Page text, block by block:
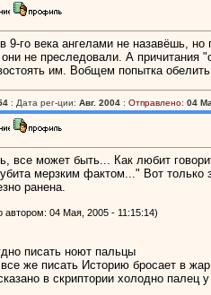
9-го века ангелами не назавёшь,
не преследовали. А причитания
им. Вобщем попытка
: Дата рег-ции: Авг. 2004: Отправлено: 04
все может быть... Как любит
мерзким фактом..." Вот
ранена.
автором: 04 Мая, 2005 - 11:15:14)
писать ноют пальцы
же писать Историю бросает в
в скриптории холодно палец